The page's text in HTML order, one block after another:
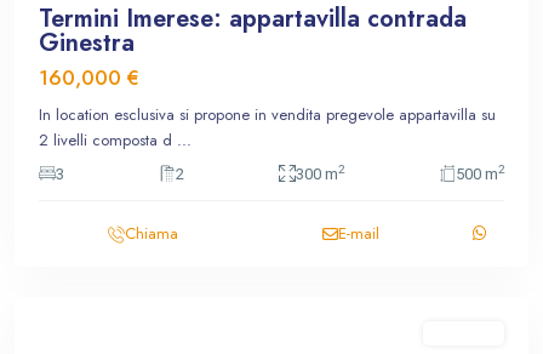
Termini Imerese: appartavilla contrada
Ginestra
160,000 €
In location esclusiva si propone in vendita pregevole appartavilla su
2 livelli composta d ...
3 2 300 m2 500 m2
Chiama E-mail